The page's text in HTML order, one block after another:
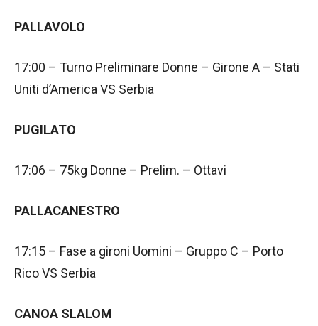
PALLAVOLO
17:00 – Turno Preliminare Donne – Girone A – Stati
Uniti d’America VS Serbia
PUGILATO
17:06 – 75kg Donne – Prelim. – Ottavi
PALLACANESTRO
17:15 – Fase a gironi Uomini – Gruppo C – Porto
Rico VS Serbia
CANOA SLALOM